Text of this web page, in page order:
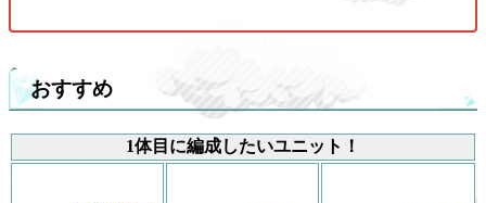
おすすめ
1体目に編成したいユニット！